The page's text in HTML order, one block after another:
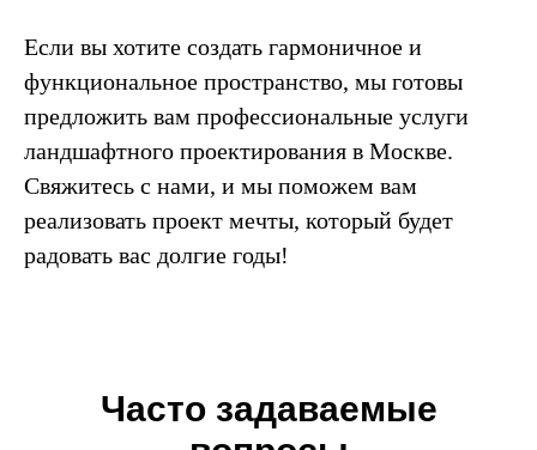
Если вы хотите создать гармоничное и
функциональное пространство, мы готовы
предложить вам профессиональные услуги
ландшафтного проектирования в Москве.
Свяжитесь с нами, и мы поможем вам
реализовать проект мечты, который будет
радовать вас долгие годы!
Часто задаваемые